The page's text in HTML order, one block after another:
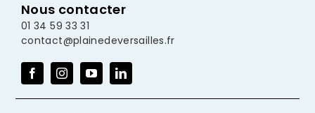
Nous contacter
01 34 59 33 31
contact@plainedeversailles.fr